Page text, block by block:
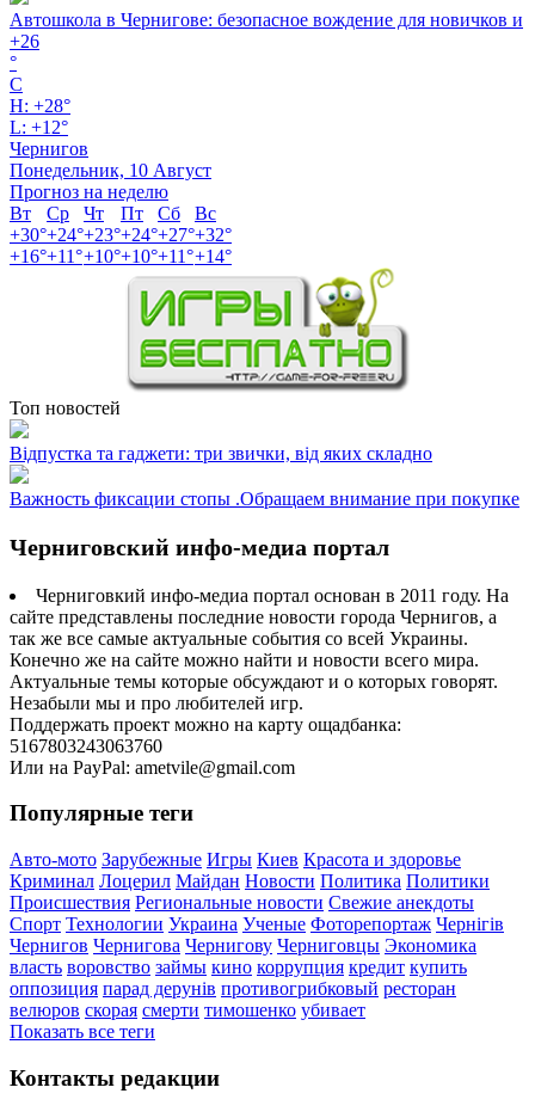
Автошкола в Чернигове: безопасное вождение для новичков и
+26
°
C
H: +28°
L: +12°
Чернигов
Понедельник, 10 Август
Прогноз на неделю
Вт
Ср Чт Пт Сб
Вс
+30°+24°+23°+24°+27°+32°
+16°+11°+10°+10°+11°+14°
Топ новостей
Відпустка та гаджети: три звички, від яких складно
Важность фиксации стопы .Обращаем внимание при покупке
Черниговский инфо-медиа портал
Черниговкий инфо-медиа портал основан в 2011 году. На
сайте представлены последние новости города Чернигов, а
так же все самые актуальные события со всей Украины.
Конечно же на сайте можно найти и новости всего мира.
Актуальные темы которые обсуждают и о которых говорят.
Незабыли мы и про любителей игр.
Поддержать проект можно на карту ощадбанка:
5167803243063760
Или на PayPal: ametvile@gmail.com
Популярные теги
Авто-мото Зарубежные Игры Киев Красота и здоровье
Криминал Лоцерил Майдан Новости Политика Политики
Происшествия Региональные новости Свежие анекдоты
Спорт Технологии Украина Ученые Фоторепортаж Чернігів
Чернигов Чернигова Чернигову Черниговцы Экономика
власть воровство займы кино коррупция кредит купить
оппозиция парад дерунів противогрибковый ресторан
велюров скорая смерти тимошенко убивает
Показать все теги
Контакты редакции